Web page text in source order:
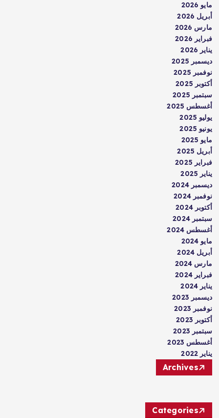
مايو 2026
أبريل 2026
مارس 2026
فبراير 2026
يناير 2026
ديسمبر 2025
نوفمبر 2025
أكتوبر 2025
سبتمبر 2025
أغسطس 2025
يوليو 2025
يونيو 2025
مايو 2025
أبريل 2025
فبراير 2025
يناير 2025
ديسمبر 2024
نوفمبر 2024
أكتوبر 2024
سبتمبر 2024
أغسطس 2024
مايو 2024
أبريل 2024
مارس 2024
فبراير 2024
يناير 2024
ديسمبر 2023
نوفمبر 2023
أكتوبر 2023
سبتمبر 2023
أغسطس 2023
يناير 2022
Archives
Categories